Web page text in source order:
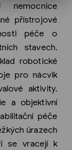
nemocnice
přístrojové
péče o
stavech.
robotické
pro nácvik
aktivity.
a objektivní
péče
úrazech
se vracejí k